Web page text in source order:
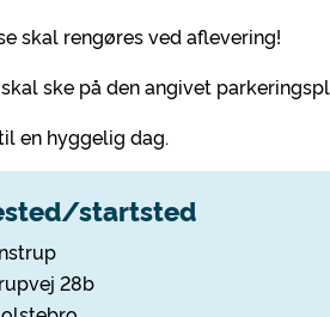
skal rengøres ved aflevering!
ske på den angivet
en hyggelig dag.
startsted
28b